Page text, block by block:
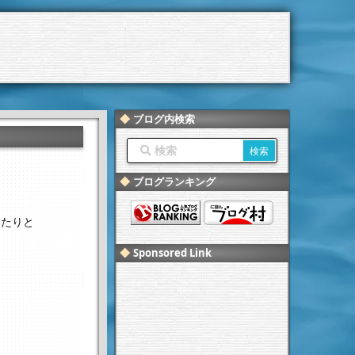
りと
ブログ内検索
ブログランキング
Sponsored Link